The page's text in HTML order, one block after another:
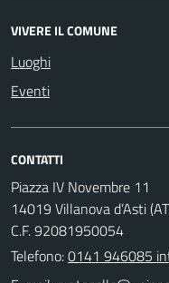
VIVERE IL COMUNE
Luoghi
Eventi
CONTATTI
Piazza IV Novembre 11
14019 Villanova d’Asti
C.F. 92081950054
Telefono:0141 946085